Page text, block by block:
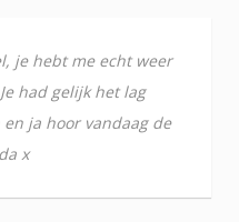
je hebt me echt weer
had gelijk het lag
ja hoor vandaag de
x